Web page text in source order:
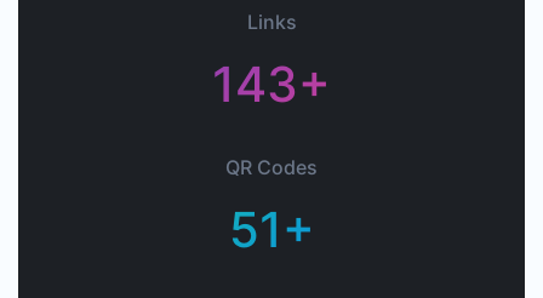
Links
143+
QR Codes
51+